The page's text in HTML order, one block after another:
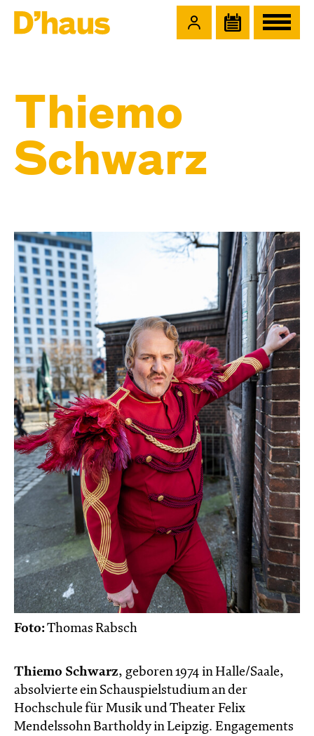
Thiemo
Schwarz
Foto:Thomas Rabsch
Thiemo Schwarz, geboren 1974 in Halle/Saale,
absolvierte ein Schauspielstudium an der
Hochschule für Musik und Theater Felix
Mendelssohn Bartholdy in Leipzig. Engagements